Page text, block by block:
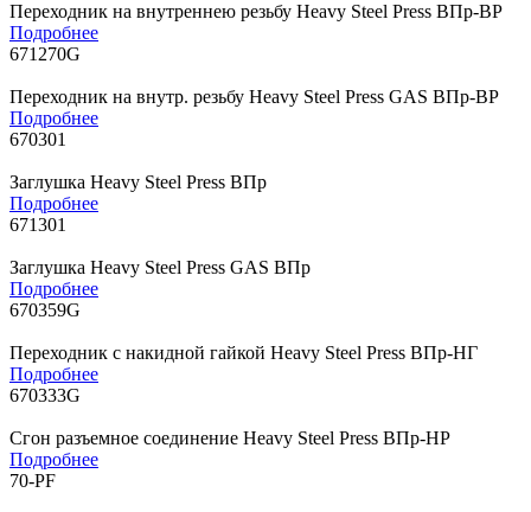
Переходник на внутреннею резьбу Heavy Steel Press ВПр-ВР
Подробнее
671270G
Переходник на внутр. резьбу Heavy Steel Press GAS ВПр-ВР
Подробнее
670301
Заглушка Heavy Steel Press ВПр
Подробнее
671301
Заглушка Heavy Steel Press GAS ВПр
Подробнее
670359G
Переходник с накидной гайкой Heavy Steel Press ВПр-НГ
Подробнее
670333G
Сгон разъемное соединение Heavy Steel Press ВПр-НР
Подробнее
70-PF